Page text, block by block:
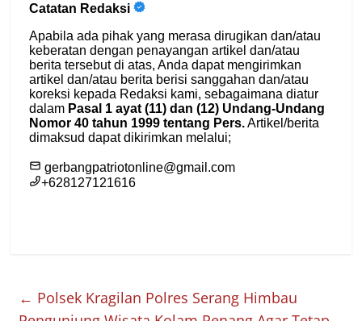
← Polsek Kragilan Polres Serang Himbau